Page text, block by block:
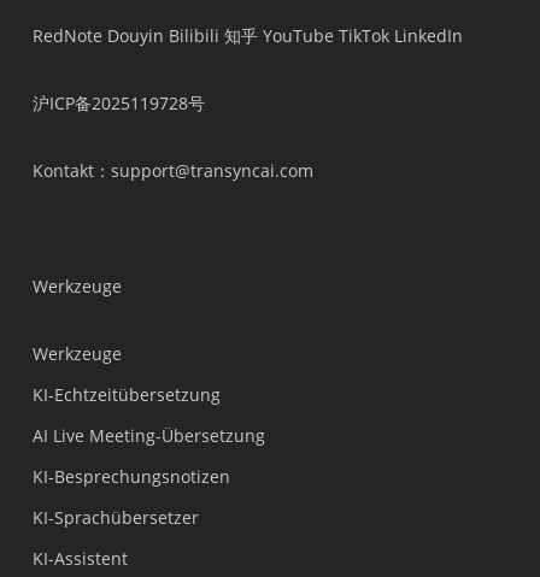
RedNote Douyin Bilibili 知乎 YouTube TikTok LinkedIn
沪ICP备2025119728号
Kontakt：support@transyncai.com
Werkzeuge
Werkzeuge
KI-Echtzeitübersetzung
AI Live Meeting-Übersetzung
KI-Besprechungsnotizen
KI-Sprachübersetzer
KI-Assistent